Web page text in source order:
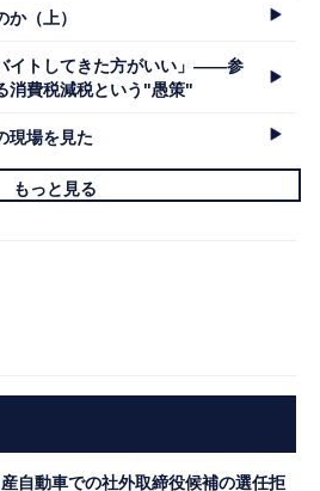
（上）
イトしてきた方がいい」――参
消費税減税という"愚策"
現場を見た
もっと見る
産自動車での社外取締役候補の選任拒